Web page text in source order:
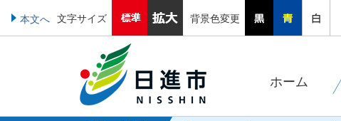
本文へ 文字サイズ 背景色変更
ホーム